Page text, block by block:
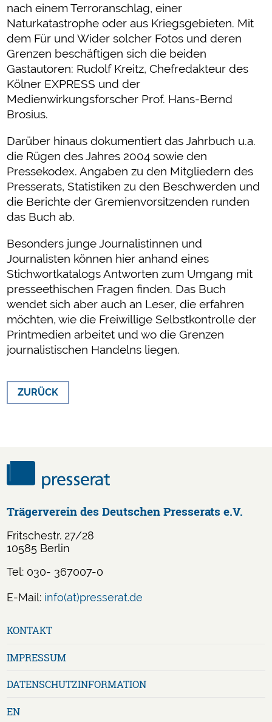
nach einem Terroranschlag, einer
Naturkatastrophe oder aus Kriegsgebieten. Mit
dem Für und Wider solcher Fotos und deren
Grenzen beschäftigen sich die beiden
Gastautoren: Rudolf Kreitz, Chefredakteur des
Kölner EXPRESS und der
Medienwirkungsforscher Prof. Hans-Bernd
Brosius.
Darüber hinaus dokumentiert das Jahrbuch u.a.
die Rügen des Jahres 2004 sowie den
Pressekodex. Angaben zu den Mitgliedern des
Presserats, Statistiken zu den Beschwerden und
die Berichte der Gremienvorsitzenden runden
das Buch ab.
Besonders junge Journalistinnen und
Journalisten können hier anhand eines
Stichwortkatalogs Antworten zum Umgang mit
presseethischen Fragen finden. Das Buch
wendet sich aber auch an Leser, die erfahren
möchten, wie die Freiwillige Selbstkontrolle der
Printmedien arbeitet und wo die Grenzen
journalistischen Handelns liegen.
ZURÜCK
Trägerverein des Deutschen Presserats e.V.
Fritschestr. 27/28
10585 Berlin
Tel: 030- 367007-0
E-Mail: info(at)presserat.de
überspringen
KONTAKT
IMPRESSUM
DATENSCHUTZ­INFORMATION
EN